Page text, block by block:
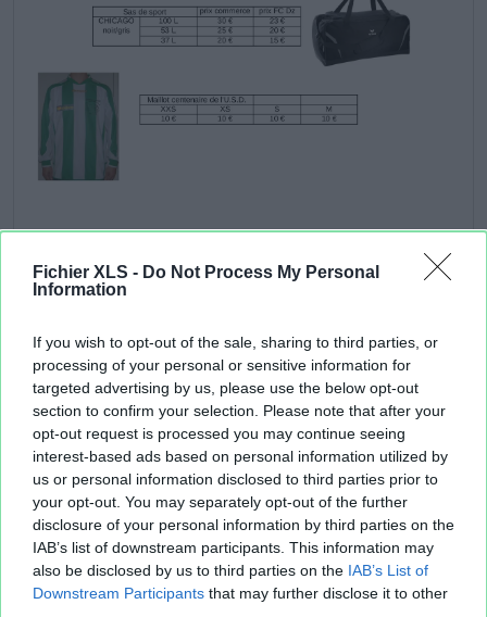
Fichier XLS - Do Not Process My Personal
Information
If you wish to opt-out of the sale, sharing to third parties, or
processing of your personal or sensitive information for
targeted advertising by us, please use the below opt-out
section to confirm your selection. Please note that after your
opt-out request is processed you may continue seeing
interest-based ads based on personal information utilized by
us or personal information disclosed to third parties prior to
your opt-out. You may separately opt-out of the further
disclosure of your personal information by third parties on the
IAB’s list of downstream participants. This information may
also be disclosed by us to third parties on the IAB’s List of
Downstream Participants that may further disclose it to other
Aperçu texte